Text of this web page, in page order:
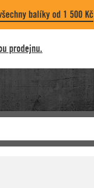
balíky od 1 500 Kč
prodejnu.